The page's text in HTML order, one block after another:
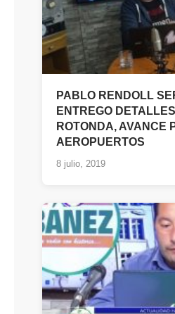
PABLO RENDOLL
ENTREGO
ROTONDA, AVANCE
AEROPUERTOS
8 julio, 2019